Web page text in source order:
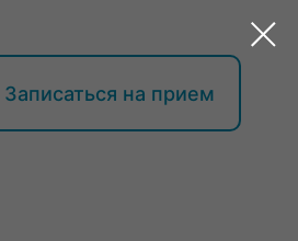
Записаться на прием